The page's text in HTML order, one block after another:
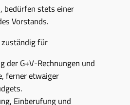
bedürfen stets einer
Vorstands.
für
der G+V-Rechnungen und
ferner etwaiger
Einberufung und